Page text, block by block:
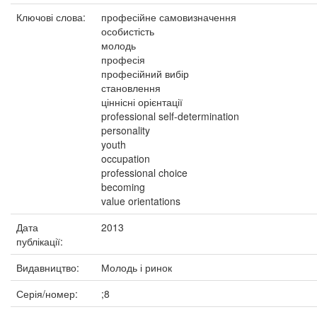
Ключові слова:
професійне самовизначення
особистість
молодь
професія
професійний вибір
становлення
ціннісні орієнтації
professional self-determination
personality
youth
occupation
professional choice
becoming
value orientations
Дата
публікації:
2013
Видавництво:
Молодь і ринок
Серія/номер:
;8